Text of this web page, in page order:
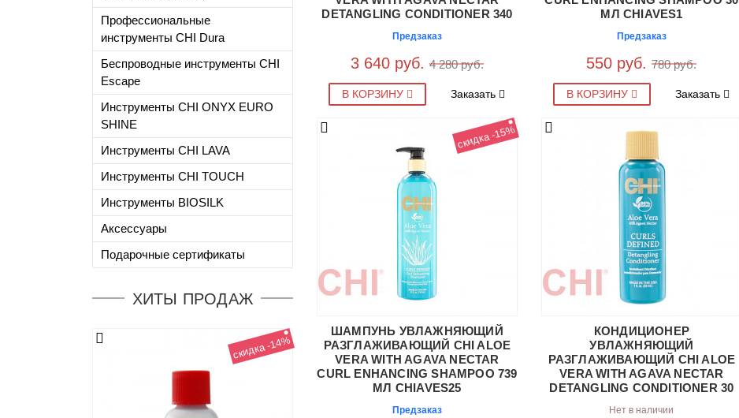
Профессиональные
инструменты CHI Dura
Беспроводные инструменты CHI
Escape
Инструменты CHI ONYX EURO
SHINE
Инструменты CHI LAVA
Инструменты CHI TOUCH
Инструменты BIOSILK
Аксессуары
Подарочные сертификаты
ХИТЫ ПРОДАЖ
скидка -14%
DETANGLING CONDITIONER 340
Предзаказ
3 640 руб. 4 280 руб.
В КОРЗИНУ Заказать
МЛ CHIAVES1
Предзаказ
550 руб. 780 руб.
В КОРЗИНУ Заказать
скидка -15%
ШАМПУНЬ УВЛАЖНЯЮЩИЙ
РАЗГЛАЖИВАЮЩИЙ CHI ALOE
VERA WITH AGAVA NECTAR
CURL ENHANCING SHAMPOO 739
МЛ CHIAVES25
Предзаказ
КОНДИЦИОНЕР
УВЛАЖНЯЮЩИЙ
РАЗГЛАЖИВАЮЩИЙ CHI ALOE
VERA WITH AGAVA NECTAR
DETANGLING CONDITIONER 30
Нет в наличии